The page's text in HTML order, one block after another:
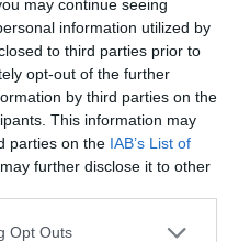
may continue seeing
information utilized by
to third parties prior to
opt-out of the further
by third parties on the
This information may
parties on the IAB’s List of
further disclose it to other
Opt Outs
fuente preferida de Google
noticias de actualidad.